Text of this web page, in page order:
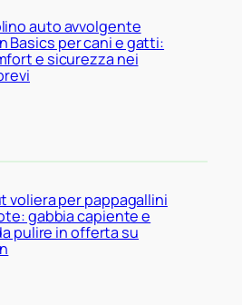
auto avvolgente
Basics per cani e gatti:
e sicurezza nei
voliera per pappagallini
gabbia capiente e
pulire in offerta su